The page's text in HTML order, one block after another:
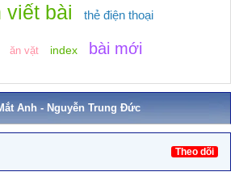
viết bài thẻ điện thoại
ăn vặt index bài mới
Anh - Nguyễn Trung Đức
Theo dõi